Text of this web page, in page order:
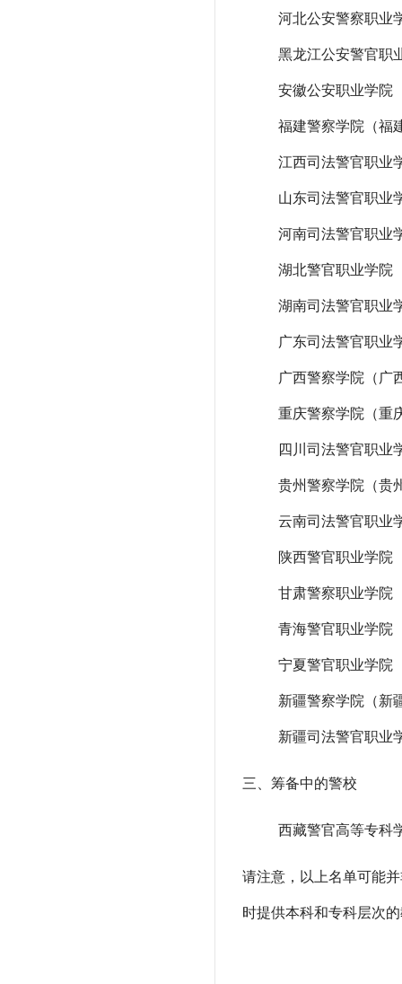
河北公安警察职业
黑龙江公安警官职
安徽公安职业学院
福建警察学院（福
江西司法警官职业
山东司法警官职业
河南司法警官职业
湖北警官职业学院
湖南司法警官职业
广东司法警官职业
广西警察学院（广
重庆警察学院（重
四川司法警官职业
贵州警察学院（贵
云南司法警官职业
陕西警官职业学院
甘肃警察职业学院
青海警官职业学院
宁夏警官职业学院
新疆警察学院（新
新疆司法警官职业
三、筹备中的警校
西藏警官高等专科
请注意，以上名单可能
时提供本科和专科层次